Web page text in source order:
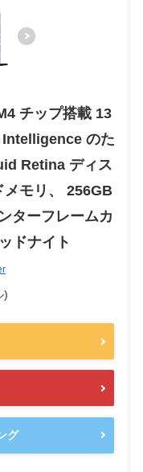
チップ搭載 13
のた
Retina ディス
モリ、 256GB
ターフレームカ
ドナイト
)
グ